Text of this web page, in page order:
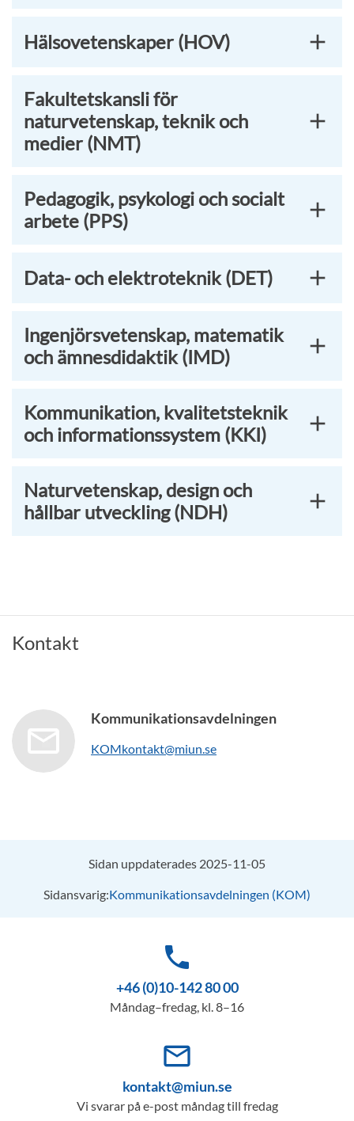
Hälsovetenskaper (HOV)
Fakultetskansli för
naturvetenskap, teknik och
medier (NMT)
Pedagogik, psykologi och socialt
arbete (PPS)
Data- och elektroteknik (DET)
Ingenjörsvetenskap, matematik
och ämnesdidaktik (IMD)
Kommunikation, kvalitetsteknik
och informationssystem (KKI)
Naturvetenskap, design och
hållbar utveckling (NDH)
Kontakt
Kommunikationsavdelningen
KOMkontakt@miun.se
Sidan uppdaterades 2025-11-05
Sidansvarig:Kommunikationsavdelningen (KOM)
phone
+46 (0)10-142 80 00
Måndag–fredag, kl. 8–16
mail_outline
kontakt@miun.se
Vi svarar på e-post måndag till fredag